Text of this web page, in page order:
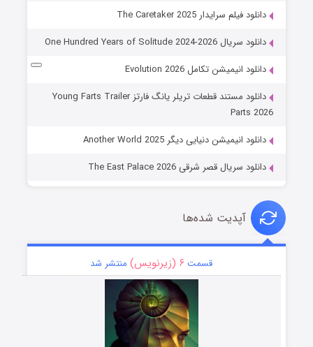
دانلود فیلم سرایدار The Caretaker 2025
دانلود سریال One Hundred Years of Solitude 2024-2026
دانلود انیمیشن تکامل Evolution 2026
دانلود مستند قطعات تریلر یانگ فارتز Young Farts Trailer
Parts 2026
دانلود انیمیشن دنیایی دیگر Another World 2025
دانلود سریال قصر شرقی The East Palace 2026
آپدیت شده‌ها
قسمت ۶ (زیرنویس) منتشر شد